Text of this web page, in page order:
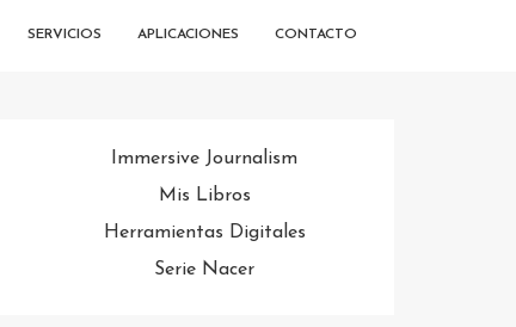
SERVICIOS APLICACIONES CONTACTO
Immersive Journalism
Mis Libros
Herramientas Digitales
Serie Nacer